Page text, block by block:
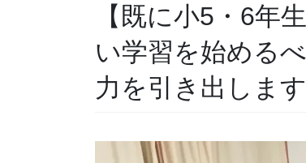
【既に小5・6年
い学習を始める
力を引き出します